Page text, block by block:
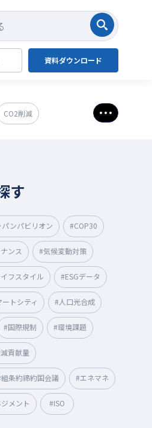
検索する
資料ダウンロード
CO2削減
さらに表
す
パンパビリオン #COP30
ンス #気候変動対策
フスタイル #ESGデータ
トシティ #人口光合成
#国際規制 #環境課題
貢献量
条約締約国会議 #エネマネ
メント #ISO